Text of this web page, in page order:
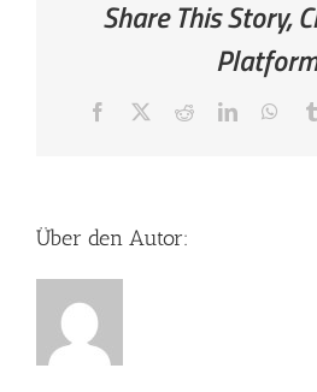
Share This Story,
Facebook RedditLinkedIn
Über den Autor: